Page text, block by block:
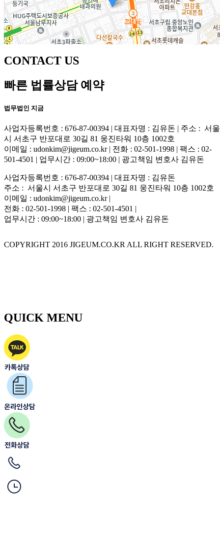
CONTACT US
빠른 법률상담 예약
법무법인 지금
사업자등록번호 : 676-87-00394 | 대표자명 : 김유돈 | 주소 : 서울
시 서초구 반포대로 30길 81 웅진타워 10층 1002호
이메일 : udonkim@jigeum.co.kr | 전화 : 02-501-1998 | 팩스 : 02-
501-4501 | 업무시간 : 09:00~18:00 | 광고책임 변호사 김유돈
사업자등록번호 : 676-87-00394 | 대표자명 : 김유돈
주소 : 서울시 서초구 반포대로 30길 81 웅진타워 10층 1002호
이메일 : udonkim@jigeum.co.kr |
전화 : 02-501-1998 | 팩스 : 02-501-4501 |
업무시간 : 09:00~18:00 | 광고책임 변호사 김유돈
COPYRIGHT 2016 JIGEUM.CO.KR ALL RIGHT RESERVED.
QUICK MENU